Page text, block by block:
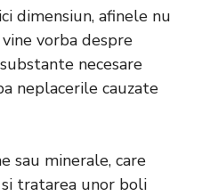
dimensiun, afinele nu
vorba despre
necesare
neplacerile cauzate
sau minerale, care
tratarea unor boli